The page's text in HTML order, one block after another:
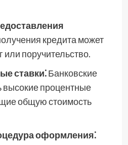
кредита может
или поручительство.
ставки⁚Банковские
высокие процентные
общую стоимость
оформления⁚